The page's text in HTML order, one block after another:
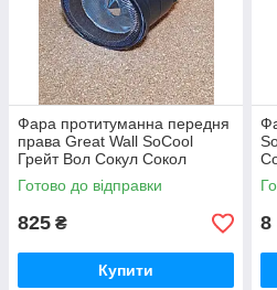
Фара протитуманна передня
права Great Wall SoCool
Грейт Вол Сокул Сокол
Готово до відправки
825 ₴
Купити
8